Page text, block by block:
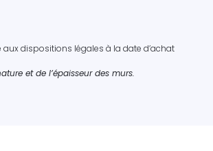
aux dispositions légales à la date d’achat
et de l’épaisseur des murs.